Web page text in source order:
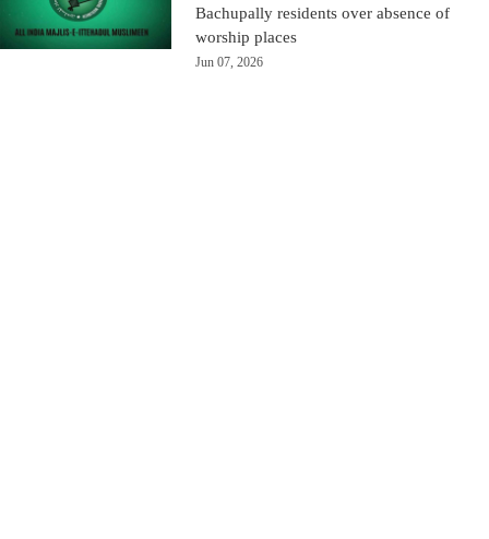
Bachupally residents over absence of
worship places
Jun 07, 2026